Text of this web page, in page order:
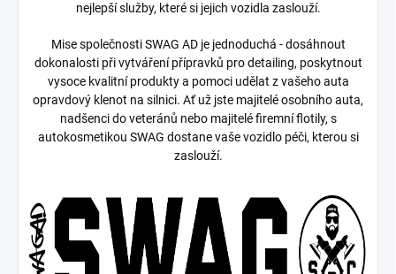
nejlepší služby, které si jejich vozidla zaslouží.
Mise společnosti SWAG AD je jednoduchá - dosáhnout
dokonalosti při vytváření přípravků pro detailing, poskytnout
vysoce kvalitní produkty a pomoci udělat z vašeho auta
opravdový klenot na silnici. Ať už jste majitelé osobního auta,
nadšenci do veteránů nebo majitelé firemní flotily, s
autokosmetikou SWAG dostane vaše vozidlo péči, kterou si
zaslouží.